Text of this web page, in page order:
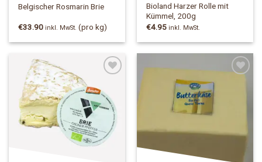
Belgischer Rosmarin Brie
€33.90 inkl. MwSt. (pro kg)
Bioland Harzer Rolle mit
Kümmel, 200g
€4.95 inkl. MwSt.
Add to
Wishlist